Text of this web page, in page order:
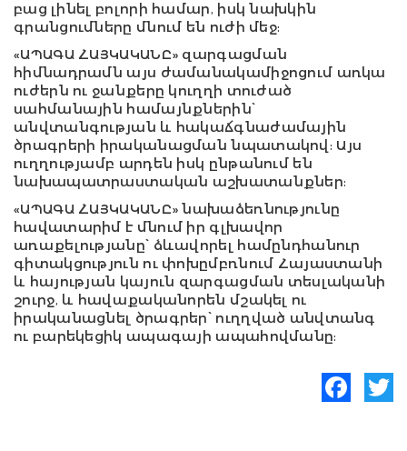
բաց լինել բոլորի համար, իսկ նախկին
գրանցումները մնում են ուժի մեջ:
«ԱՊԱԳԱ ՀԱՅԿԱԿԱՆԸ» զարգացման
հիմնադրամն այս ժամանակամիջոցում առկա
ուժերն ու ջանքերը կուղղի տուժած
սահմանային համայնքներին՝
անվտանգության և հակաճգնաժամային
ծրագրերի իրականացման նպատակով: Այս
ուղղությամբ արդեն իսկ ընթանում են
նախապատրաստական աշխատանքներ:
«ԱՊԱԳԱ ՀԱՅԿԱԿԱՆԸ» նախաձեռնությունը
հավատարիմ է մնում իր գլխավոր
առաքելությանը՝ ձևավորել համընդհանուր
գիտակցություն ու փոխըմբռնում Հայաստանի
և հայության կայուն զարգացման տեսլականի
շուրջ, և հավաքականորեն մշակել ու
իրականացնել ծրագրեր՝ ուղղված անվտանգ
ու բարեկեցիկ ապագայի ապահովմանը: